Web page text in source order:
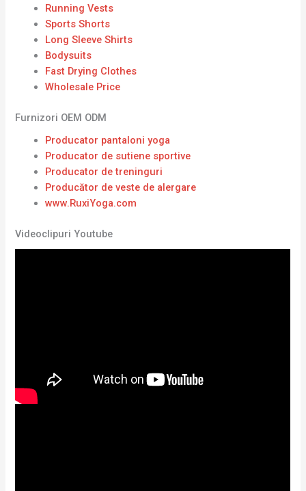
Running Vests
Sports Shorts
Long Sleeve Shirts
Bodysuits
Fast Drying Clothes
Wholesale Price
Furnizori OEM ODM
Producator pantaloni yoga
Producator de sutiene sportive
Producator de treninguri
Producător de veste de alergare
www.RuxiYoga.com
Videoclipuri Youtube